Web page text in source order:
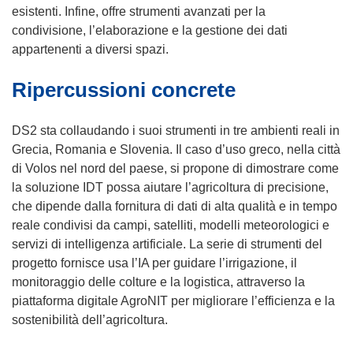
esistenti. Infine, offre strumenti avanzati per la
condivisione, l’elaborazione e la gestione dei dati
appartenenti a diversi spazi.
Ripercussioni concrete
DS2 sta collaudando i suoi strumenti in tre ambienti reali in
Grecia, Romania e Slovenia. Il caso d’uso greco, nella città
di Volos nel nord del paese, si propone di dimostrare come
la soluzione IDT possa aiutare l’agricoltura di precisione,
che dipende dalla fornitura di dati di alta qualità e in tempo
reale condivisi da campi, satelliti, modelli meteorologici e
servizi di intelligenza artificiale. La serie di strumenti del
progetto fornisce usa l’IA per guidare l’irrigazione, il
monitoraggio delle colture e la logistica, attraverso la
piattaforma digitale AgroNIT per migliorare l’efficienza e la
sostenibilità dell’agricoltura.